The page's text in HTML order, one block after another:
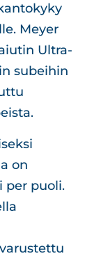
Meyer
Ultra-
subeihin
on
per puoli.